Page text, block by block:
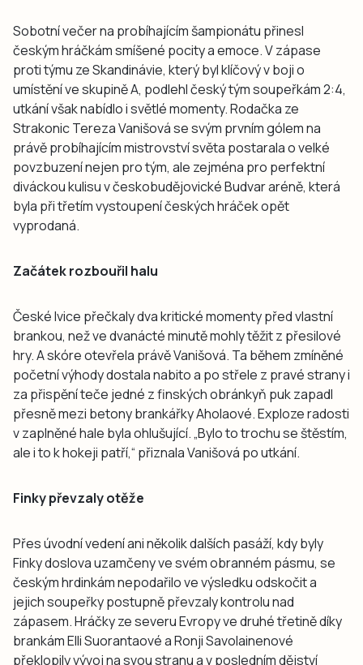
Sobotní večer na probíhajícím šampionátu přinesl
českým hráčkám smíšené pocity a emoce. V zápase
proti týmu ze Skandinávie, který byl klíčový v boji o
umístění ve skupině A, podlehl český tým soupeřkám 2:4,
utkání však nabídlo i světlé momenty. Rodačka ze
Strakonic Tereza Vanišová se svým prvním gólem na
právě probíhajícím mistrovství světa postarala o velké
povzbuzení nejen pro tým, ale zejména pro perfektní
diváckou kulisu v českobudějovické Budvar aréně, která
byla při třetím vystoupení českých hráček opět
vyprodaná.
Začátek rozbouřil halu
České lvice přečkaly dva kritické momenty před vlastní
brankou, než ve dvanácté minutě mohly těžit z přesilové
hry. A skóre otevřela právě Vanišová. Ta během zmíněné
početní výhody dostala nabito a po střele z pravé strany i
za přispění teče jedné z finských obránkyň puk zapadl
přesně mezi betony brankářky Aholaové. Exploze radosti
v zaplněné hale byla ohlušující. „Bylo to trochu se štěstím,
ale i to k hokeji patří,“ přiznala Vanišová po utkání.
Finky převzaly otěže
Přes úvodní vedení ani několik dalších pasáží, kdy byly
Finky doslova uzamčeny ve svém obranném pásmu, se
českým hrdinkám nepodařilo ve výsledku odskočit a
jejich soupeřky postupně převzaly kontrolu nad
zápasem. Hráčky ze severu Evropy ve druhé třetině díky
brankám Elli Suorantaové a Ronji Savolainenové
překlopily vývoj na svou stranu a v posledním dějství